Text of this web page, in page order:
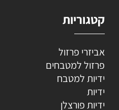
קטגוריות
אביזרי פרזול
פרזול למטבחים
ידיות למטבח
ידיות
ידיות פורצלן